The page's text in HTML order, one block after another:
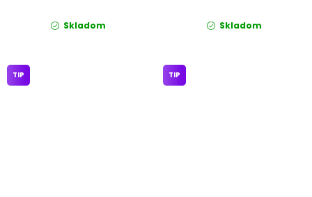
Skladom Skladom
TIP TIP